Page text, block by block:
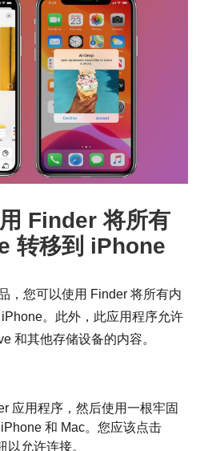
Finder 将所有
转移到 iPhone
，您可以使用 Finder 将所有内
。此外，此应用程序允许
和其他存储设备的内容。
应用程序，然后使用一根牢固
和 Mac。您应该点击
允许连接。